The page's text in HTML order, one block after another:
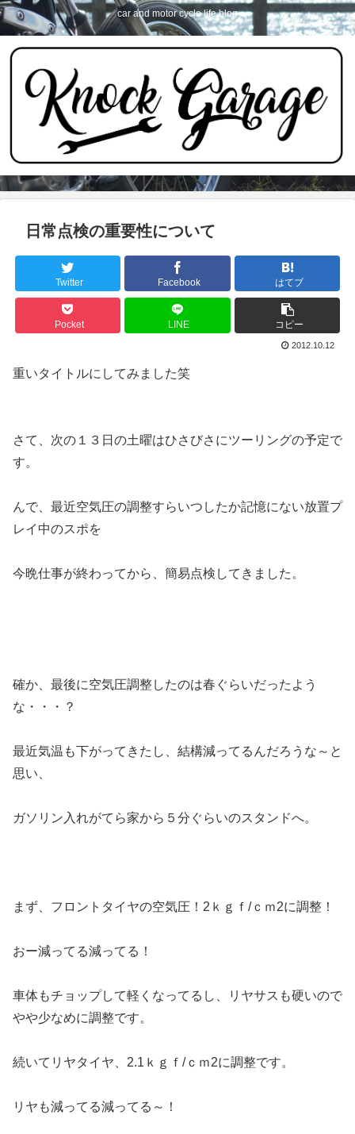
car and motor cycle life blog
日常点検の重要性について
Twitter Facebook はてブ
Pocket LINE コピー
2012.10.12
重いタイトルにしてみました笑
さて、次の１３日の土曜はひさびさにツーリングの予定で
す。
んで、最近空気圧の調整すらいつしたか記憶にない放置プ
レイ中のスポを
今晩仕事が終わってから、簡易点検してきました。
確か、最後に空気圧調整したのは春ぐらいだったよう
な・・・？
最近気温も下がってきたし、結構減ってるんだろうな～と
思い、
ガソリン入れがてら家から５分ぐらいのスタンドへ。
まず、フロントタイヤの空気圧！2ｋｇｆ/ｃｍ2に調整！
おー減ってる減ってる！
車体もチョップして軽くなってるし、リヤサスも硬いので
やや少なめに調整です。
続いてリヤタイヤ、2.1ｋｇｆ/ｃｍ2に調整です。
リヤも減ってる減ってる～！